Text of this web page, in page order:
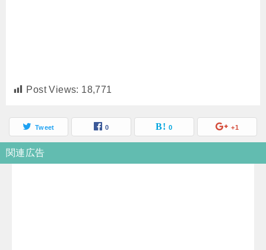
Post Views: 18,771
Tweet 0 0 +1
関連広告